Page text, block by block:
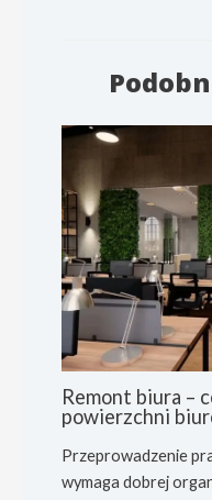
Remont biura –
powierzchni
Przeprowadzenie
wymaga dobrej